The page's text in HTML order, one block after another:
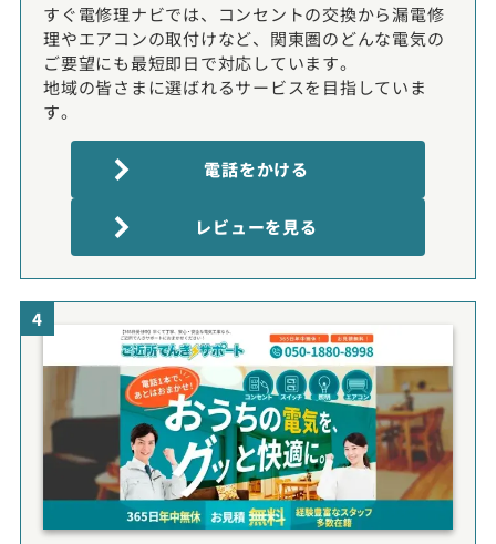
すぐ電修理ナビでは、コンセントの交換から漏電修
理やエアコンの取付けなど、関東圏のどんな電気の
ご要望にも最短即日で対応しています。
地域の皆さまに選ばれるサービスを目指していま
す。
電話をかける
レビューを見る
4